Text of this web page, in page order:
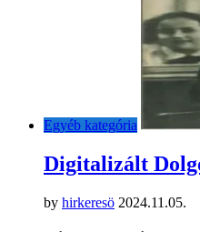
Egyéb kategória
Digitalizált
by hirkeresö 2024.11.05.